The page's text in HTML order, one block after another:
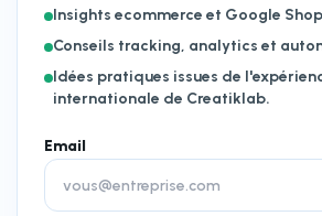
Insights ecommerce et Google
Conseils tracking, analytics et
Idées pratiques issues de
internationale de Creatiklab.
Email